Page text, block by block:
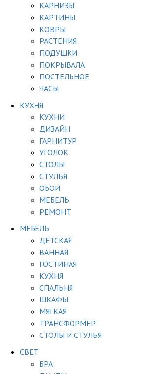
КАРНИЗЫ
КАРТИНЫ
КОВРЫ
РАСТЕНИЯ
ПОДУШКИ
ПОКРЫВАЛА
ПОСТЕЛЬНОЕ
ЧАСЫ
КУХНЯ
КУХНИ
ДИЗАЙН
ГАРНИТУР
УГОЛОК
СТОЛЫ
СТУЛЬЯ
ОБОИ
МЕБЕЛЬ
РЕМОНТ
МЕБЕЛЬ
ДЕТСКАЯ
ВАННАЯ
ГОСТИНАЯ
КУХНЯ
СПАЛЬНЯ
ШКАФЫ
МЯГКАЯ
ТРАНСФОРМЕР
СТОЛЫ И СТУЛЬЯ
СВЕТ
БРА